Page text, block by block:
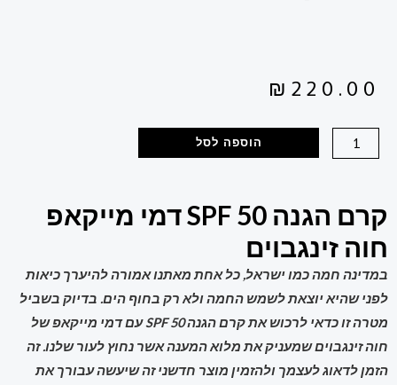
₪ 220.00
הוספה לסל
קרם הגנה SPF 50 דמי מייקאפ
חוה זינגבוים
במדינה חמה כמו ישראל, כל אחת מאתנו אמורה להיערך כיאות
לפני שהיא יוצאת לשמש החמה ולא רק בחוף הים. בדיוק בשביל
מטרה זו כדאי לרכוש את
קרם הגנה SPF 50 עם דמי מייקאפ של
חוה זינגבוים שמעניק את מלוא המענה אשר נחוץ לעור שלנו. זה
הזמן לדאוג לעצמך ולהזמין מוצר חדשני זה שיעשה עבורך את